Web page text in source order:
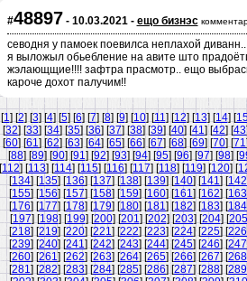
#48897 - 10.03.2021 - ещо бизнэс
севодня у памоек поевилса неплахой
я выложыл обьебление на авите што
жэлающщие!!!! зафтра прасмотр.. ещо
кароче дохот палучим!!
[1] [2] [3] [4] [5] [6] [7] [8] [9] [10] [11] [12] [13] [14] [
[32] [33] [34] [35] [36] [37] [38] [39] [40] [41] [42] [43
[60] [61] [62] [63] [64] [65] [66] [67] [68] [69] [70] [71
[88] [89] [90] [91] [92] [93] [94] [95] [96] [97] [98] [
[112] [113] [114] [115] [116] [117] [118] [119] [120] [
[134] [135] [136] [137] [138] [139] [140] [141] [142
[155] [156] [157] [158] [159] [160] [161] [162] [163
[176] [177] [178] [179] [180] [181] [182] [183] [184
[197] [198] [199] [200] [201] [202] [203] [204] [205
[218] [219] [220] [221] [222] [223] [224] [225] [226
[239] [240] [241] [242] [243] [244] [245] [246] [247
[260] [261] [262] [263] [264] [265] [266] [267] [268
[281] [282] [283] [284] [285] [286] [287] [288] [289